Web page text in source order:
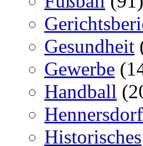
Gesundheit
Gewerbe
Handball
Hennersdorf
Historisches